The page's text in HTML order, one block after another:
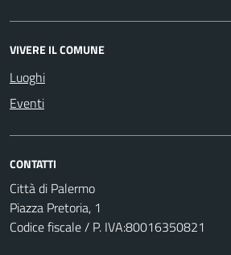
VIVERE IL COMUNE
Luoghi
Eventi
CONTATTI
Città di Palermo
Piazza Pretoria, 1
Codice fiscale / P. IVA:80016350821